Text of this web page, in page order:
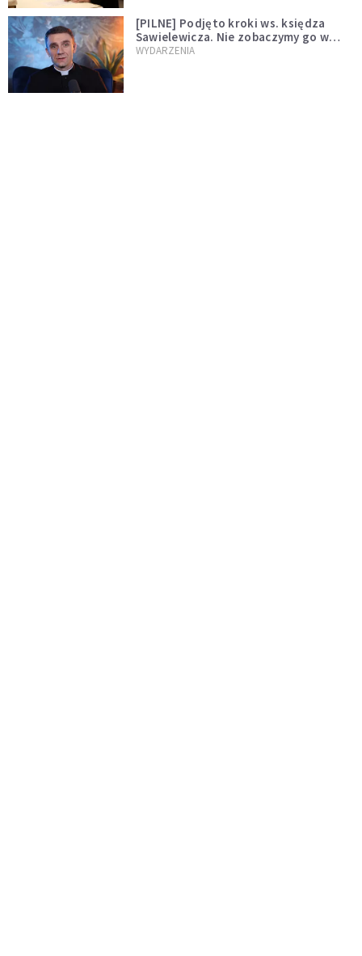
[PILNE] Podjęto kroki ws. księdza
Sawielewicza. Nie zobaczymy go w
mediach
WYDARZENIA